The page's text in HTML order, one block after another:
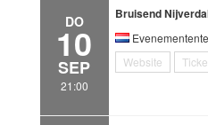
DO
10
SEP
21:00
Bruisend
Website